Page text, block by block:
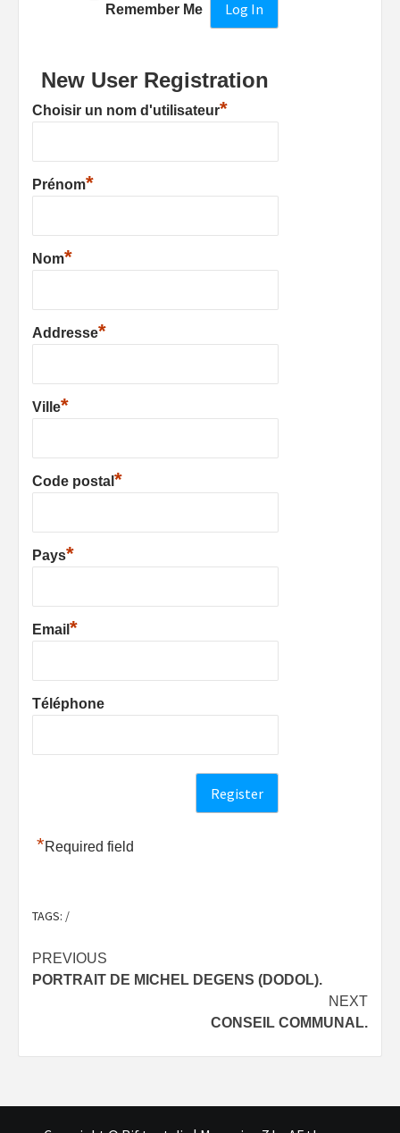
Remember Me
New User Registration
Choisir un nom d'utilisateur*
Prénom*
Nom*
Addresse*
Ville*
Code postal *
Pays*
Email *
Téléphone
*Required field
TAGS: /
Post
navigation
PREVIOUS
PORTRAIT DE MICHEL DEGENS (DODOL).
NEXT
CONSEIL COMMUNAL.